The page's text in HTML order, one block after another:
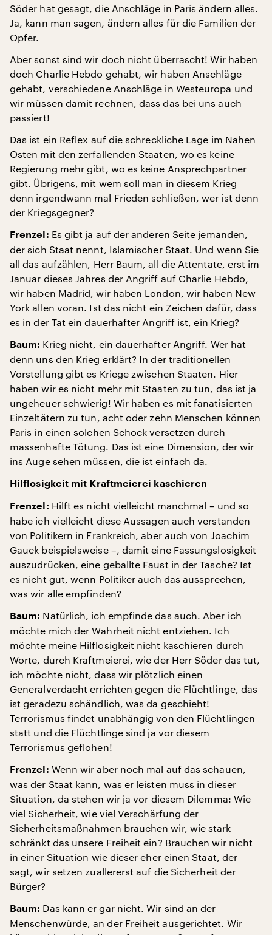
Söder hat gesagt, die Anschläge in Paris ändern alles.
Ja, kann man sagen, ändern alles für die Familien der
Opfer.
Aber sonst sind wir doch nicht überrascht! Wir haben
doch Charlie Hebdo gehabt, wir haben Anschläge
gehabt, verschiedene Anschläge in Westeuropa und
wir müssen damit rechnen, dass das bei uns auch
passiert!
Das ist ein Reflex auf die schreckliche Lage im Nahen
Osten mit den zerfallenden Staaten, wo es keine
Regierung mehr gibt, wo es keine Ansprechpartner
gibt. Übrigens, mit wem soll man in diesem Krieg
denn irgendwann mal Frieden schließen, wer ist denn
der Kriegsgegner?
Frenzel: Es gibt ja auf der anderen Seite jemanden,
der sich Staat nennt, Islamischer Staat. Und wenn Sie
all das aufzählen, Herr Baum, all die Attentate, erst im
Januar dieses Jahres der Angriff auf Charlie Hebdo,
wir haben Madrid, wir haben London, wir haben New
York allen voran. Ist das nicht ein Zeichen dafür, dass
es in der Tat ein dauerhafter Angriff ist, ein Krieg?
Baum: Krieg nicht, ein dauerhafter Angriff. Wer hat
denn uns den Krieg erklärt? In der traditionellen
Vorstellung gibt es Kriege zwischen Staaten. Hier
haben wir es nicht mehr mit Staaten zu tun, das ist ja
ungeheuer schwierig! Wir haben es mit fanatisierten
Einzeltätern zu tun, acht oder zehn Menschen können
Paris in einen solchen Schock versetzen durch
massenhafte Tötung. Das ist eine Dimension, der wir
ins Auge sehen müssen, die ist einfach da.
Hilflosigkeit mit Kraftmeierei kaschieren
Frenzel: Hilft es nicht vielleicht manchmal – und so
habe ich vielleicht diese Aussagen auch verstanden
von Politikern in Frankreich, aber auch von Joachim
Gauck beispielsweise –, damit eine Fassungslosigkeit
auszudrücken, eine geballte Faust in der Tasche? Ist
es nicht gut, wenn Politiker auch das aussprechen,
was wir alle empfinden?
Baum: Natürlich, ich empfinde das auch. Aber ich
möchte mich der Wahrheit nicht entziehen. Ich
möchte meine Hilflosigkeit nicht kaschieren durch
Worte, durch Kraftmeierei, wie der Herr Söder das tut,
ich möchte nicht, dass wir plötzlich einen
Generalverdacht errichten gegen die Flüchtlinge, das
ist geradezu schändlich, was da geschieht!
Terrorismus findet unabhängig von den Flüchtlingen
statt und die Flüchtlinge sind ja vor diesem
Terrorismus geflohen!
Frenzel: Wenn wir aber noch mal auf das schauen,
was der Staat kann, was er leisten muss in dieser
Situation, da stehen wir ja vor diesem Dilemma: Wie
viel Sicherheit, wie viel Verschärfung der
Sicherheitsmaßnahmen brauchen wir, wie stark
schränkt das unsere Freiheit ein? Brauchen wir nicht
in einer Situation wie dieser eher einen Staat, der
sagt, wir setzen zuallererst auf die Sicherheit der
Bürger?
Baum: Das kann er gar nicht. Wir sind an der
Menschenwürde, an der Freiheit ausgerichtet. Wir